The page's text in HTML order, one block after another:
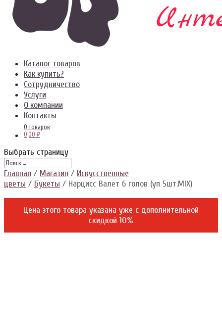
Каталог товаров
Как купить?
Сотрудничество
Услуги
О компании
Контакты
0 товаров
0,00 ₽
Выбрать страницу
Главная / Магазин / Искусственные
цветы / Букеты / Нарцисс Валет 6 голов (уп 5шт.MIX)
Цена этого товара указана уже c дополнительной
скидкой 10%